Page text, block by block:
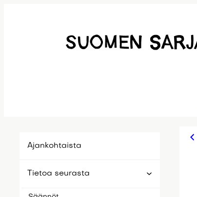
Ajankohtaista
Tietoa seurasta